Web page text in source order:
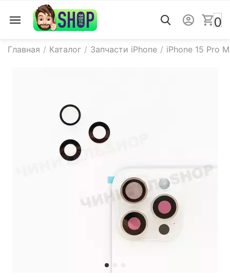
0
Главная / Каталог / Запчасти iPhone / iPhone 15 Pro